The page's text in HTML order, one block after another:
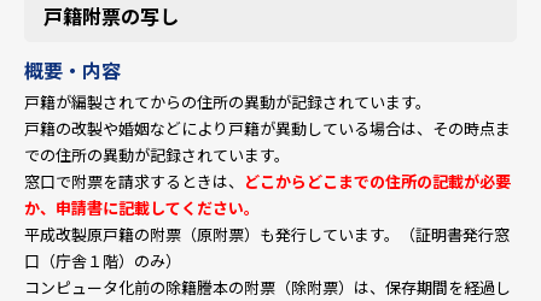
戸籍附票の写し
概要・内容
戸籍が編製されてからの住所の異動が記録されています。
戸籍の改製や婚姻などにより戸籍が異動している場合は、その時点ま
での住所の異動が記録されています。
窓口で附票を請求するときは、 どこからどこまでの住所の記載が必要
か、申請書に記載してください。
平成改製原戸籍の附票（原附票）も発行しています。（証明書発行窓
口（庁舎１階）のみ）
コンピュータ化前の除籍謄本の附票（除附票）は、保存期間を経過し